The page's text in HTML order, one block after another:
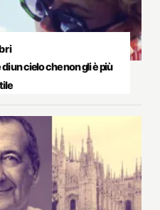
un cielo che non gli è più